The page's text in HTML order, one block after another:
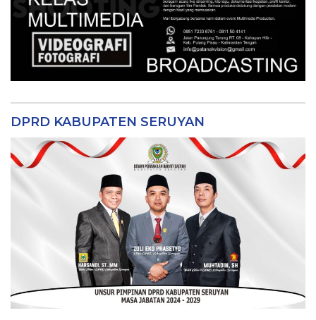
DPRD KABUPATEN SERUYAN